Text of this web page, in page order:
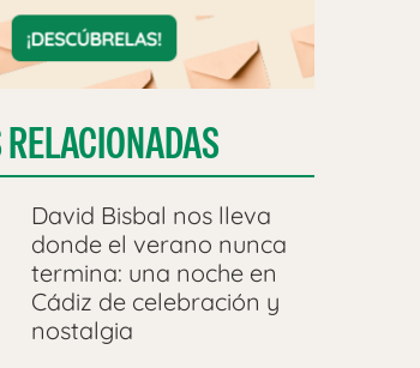
David Bisbal nos lleva
donde el verano nunca
termina: una noche en
Cádiz de celebración y
nostalgia